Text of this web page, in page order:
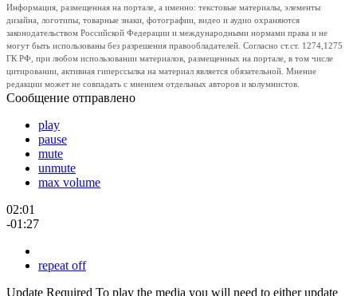
Информация, размещенная на портале, а именно: текстовые материалы, элементы
дизайна, логотипы, товарные знаки, фотографии, видео и аудио охраняются
законодательством Российской Федерации и международными нормами права и не
могут быть использованы без разрешения правообладателей. Согласно ст.ст. 1274,1275
ГК РФ, при любом использовании материалов, размещенных на портале, в том числе
цитировании, активная гиперссылка на материал является обязательной. Мнение
редакции может не совпадать с мнением отдельных авторов и колумнистов.
Сообщение отправлено
play
pause
mute
unmute
max volume
02:01
-01:27
repeat off
Update Required To play the media you will need to either update